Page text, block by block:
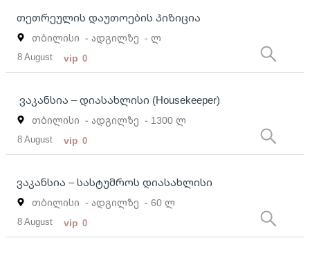
თეთრეულის დაუთოების პიზიცია
თბილისი - ადგილზე - ლ
8 August vip 0
ვაკანსია – დიასახლისი (Housekeeper)
თბილისი - ადგილზე - 1300 ლ
8 August vip 0
ვაკანსია – სასტუმროს დიასახლისი
თბილისი - ადგილზე - 60 ლ
8 August vip 0